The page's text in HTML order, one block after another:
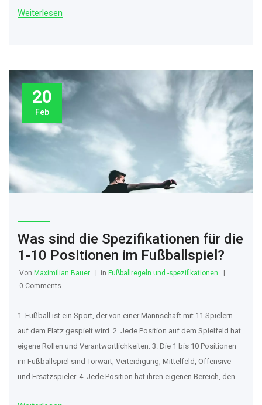
dazu beitragen, den Spieler zu unterstützen. Dieser Artikel erklärt
Arten von Fußballschuhen mit verschiedenen Funktionen, die
Spieler nach ihren Bedürfnissen und Spielstilen auswählen können.
Turf-Schuhe, Indoor-Schuhe, Kunstrasen-Schuhe und Firm Ground-
Schuhe sind einige der häufigsten Schuhe. Dieser Artikel bietet eine
Übersicht über die verschiedenen Fußballschuhtypen und hilft
Spielern, die besten Schuhe für ihren Spielstil zu finden.
Weiterlesen
20
Feb
Was sind die Spezifikationen für die
1-10 Positionen im Fußballspiel?
Von Maximilian Bauer in Fußballregeln und -spezifikationen
0 Comments
1. Fußball ist ein Sport, der von einer Mannschaft mit 11 Spielern
auf dem Platz gespielt wird. 2. Jede Position auf dem Spielfeld hat
eigene Rollen und Verantwortlichkeiten. 3. Die 1 bis 10 Positionen
im Fußballspiel sind Torwart, Verteidigung, Mittelfeld, Offensive
und Ersatzspieler. 4. Jede Position hat ihren eigenen Bereich, den